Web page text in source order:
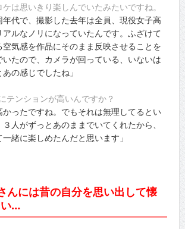
は思いきり楽しんでいたみたいですね。
年代で、撮影した去年は全員、現役女子高
ルなノリになっていたんです。ふざけて
気感を作品にそのまま反映させることを
たので、カメラが回っている、いないは
の感じでしたね」
テンションが高いんですか？
かったですね。でもそれは無理してるとい
人がずっとあのままでいてくれたから、
緒に楽しめたんだと思います」
んには昔の自分を思い出して懐
い…